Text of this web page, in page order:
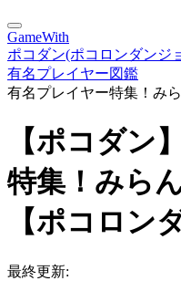
GameWith
ポコダン(ポコロンダンジ
有名プレイヤー図鑑
有名プレイヤー特集！み
【ポコダン
特集！みら
【ポコロン
最終更新: